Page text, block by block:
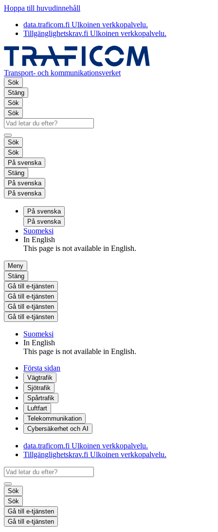
Hoppa till huvudinnehåll
data.traficom.fi Ulkoinen verkkopalvelu.
Tillgänglighetskrav.fi Ulkoinen verkkopalvelu.
Transport- och kommunikationsverket
Sök
Stäng
Sök
Sök
Sök
Sök
På svenska
Stäng
På svenska
På svenska
På svenska
På svenska
Suomeksi
In English
This page is not available in English.
Meny
Stäng
Gå till e-tjänsten
Gå till e-tjänsten
Gå till e-tjänsten
Gå till e-tjänsten
Suomeksi
In English
This page is not available in English.
Första sidan
Vägtrafik
Sjötrafik
Spårtrafik
Luftfart
Telekommunikation
Cybersäkerhet och AI
data.traficom.fi Ulkoinen verkkopalvelu.
Tillgänglighetskrav.fi Ulkoinen verkkopalvelu.
Sök
Sök
Gå till e-tjänsten
Gå till e-tjänsten